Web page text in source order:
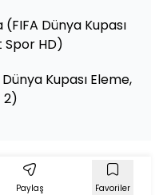
Dünya Kupası
Spor HD)
Kupası Eleme,
2)
Paylaş Favoriler